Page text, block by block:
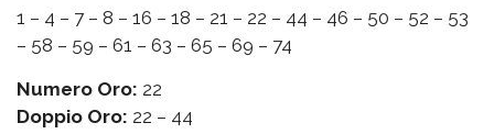
1 – 4 – 7 – 8 – 16 – 18 – 21 – 22 – 44 – 46 – 50 – 52 – 53
– 58 – 59 – 61 – 63 – 65 – 69 – 74
Numero Oro: 22
Doppio Oro: 22 – 44